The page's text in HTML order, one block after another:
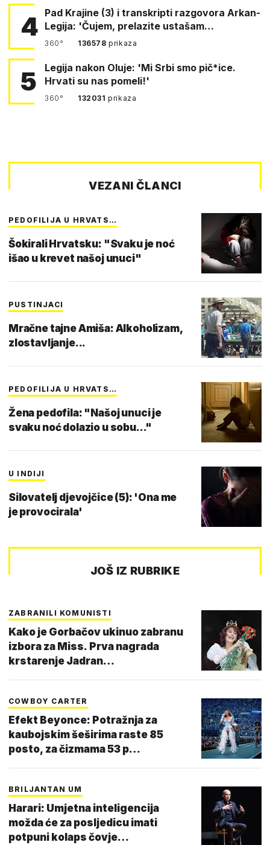
4 Pad Krajine (3) i transkripti razgovora Arkan-
Legija: 'Čujem, prelazite ustašam…
360° 136578prikaza
5
Legija nakon Oluje: 'Mi Srbi smo pič*ice.
Hrvati su nas pomeli!'
360° 132031prikaza
VEZANI ČLANCI
PEDOFILIJA U HRVATS…
Šokirali Hrvatsku: "Svaku je noć
išao u krevet našoj unuci"
PUSTINJACI
Mračne tajne Amiša: Alkoholizam,
zlostavljanje...
PEDOFILIJA U HRVATS…
Žena pedofila: "Našoj unuci je
svaku noć dolazio u sobu..."
U INDIJI
Silovatelj djevojčice (5): 'Ona me
je provocirala'
JOŠ IZ RUBRIKE
ZABRANILI KOMUNISTI
Kako je Gorbačov ukinuo zabranu
izbora za Miss. Prva nagrada
krstarenje Jadran…
COWBOY CARTER
Efekt Beyonce: Potražnja za
kaubojskim šeširima raste 85
posto, za čizmama 53 p…
BRILJANTAN UM
Harari: Umjetna inteligencija
možda će za posljedicu imati
potpuni kolaps čovje…